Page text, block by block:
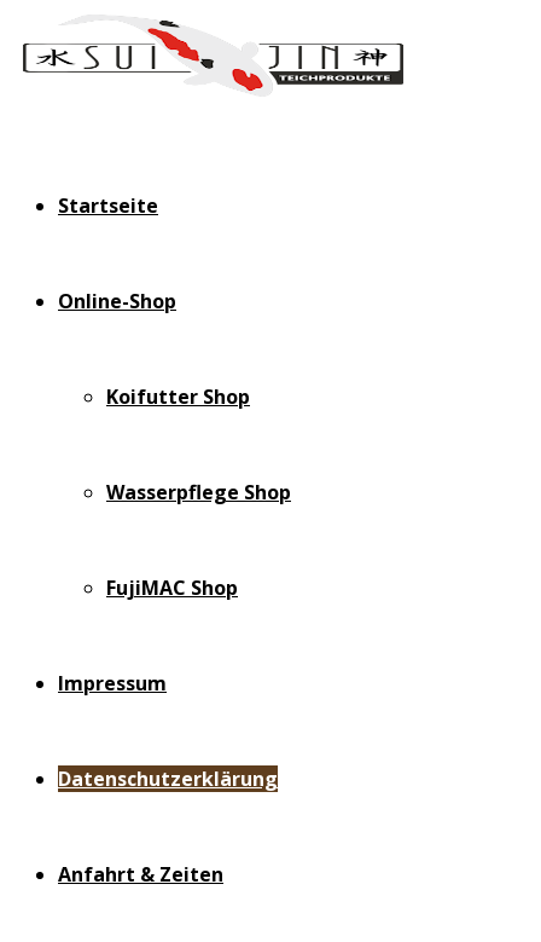
Startseite
Online-Shop
Koifutter Shop
Wasserpflege Shop
FujiMAC Shop
Impressum
Datenschutzerklärung
Anfahrt & Zeiten